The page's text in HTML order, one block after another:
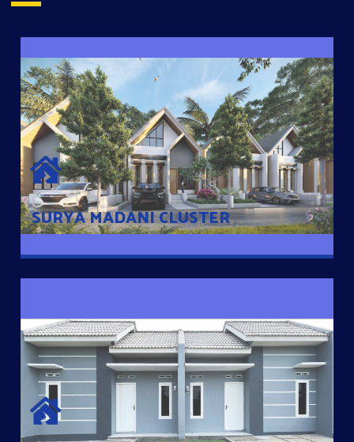
SURYA MADANI CLUSTER
SURYA MADANI CLUSTER
Desain Modern Minimalis dengan Konsep Rumah Pintar
Sehingga Memudahkan Penghuni mengakses rumahnya
dengan Ponsel
SURYA MADANI DUA
Satu-satunya Hunian nyaman dengan harga subsidi hanya 100
jutaan dengan lokasi strategis di Tuban